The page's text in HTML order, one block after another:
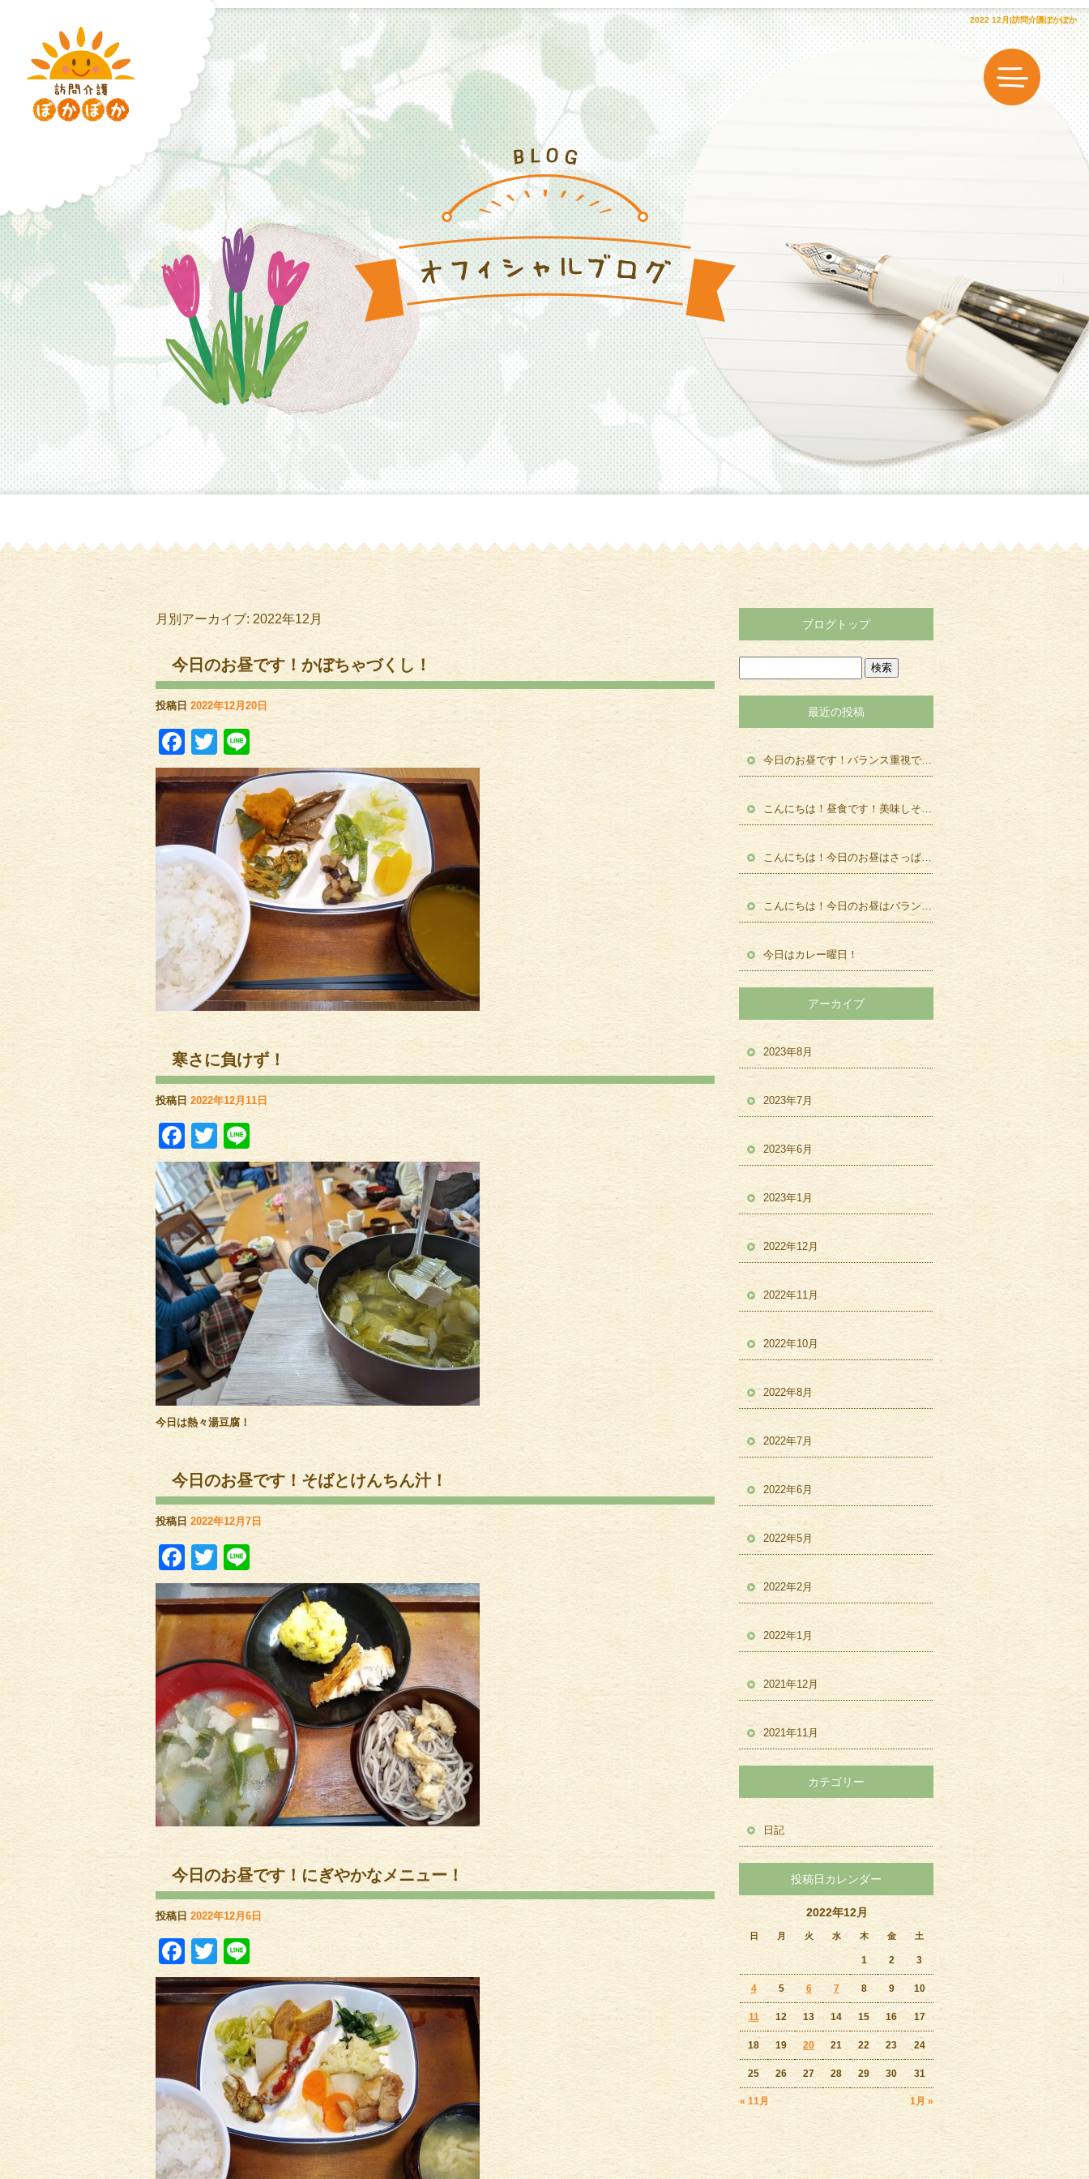
2022 12月|訪問介護ぽかぽか
月別アーカイブ:2022年12月
今日のお昼です！かぼちゃづくし！
投稿日 2022年12月20日
Facebook
Twitter
Line
寒さに負けず！
投稿日 2022年12月11日
Facebook
Twitter
Line
今日は熱々湯豆腐！
今日のお昼です！そばとけんちん汁！
投稿日 2022年12月7日
Facebook
Twitter
Line
今日のお昼です！にぎやかなメニュー！
投稿日 2022年12月6日
Facebook
Twitter
Line
ブログトップ
最近の投稿
今日のお昼です！バランス重視です！
こんにちは！昼食です！美味しそう！
こんにちは！今日のお昼はさっぱりメニュー！
こんにちは！今日のお昼はバランス食です！
今日はカレー曜日！
アーカイブ
2023年8月
2023年7月
2023年6月
2023年1月
2022年12月
2022年11月
2022年10月
2022年8月
2022年7月
2022年6月
2022年5月
2022年2月
2022年1月
2021年12月
2021年11月
カテゴリー
日記
投稿日カレンダー
2022年12月
日 月 火 水 木 金 土
« 11月 1月 »
1 2 3
4 5 6 7 8 9 10
11 12 13 14 15 16 17
18 19 20 21 22 23 24
25 26 27 28 29 30 31